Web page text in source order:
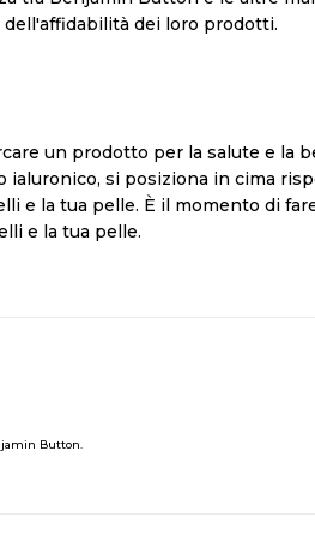
dei loro prodotti.
un prodotto per la salute e
ialuronico, si posiziona in cima
e la tua pelle. È il momento di
e la tua pelle.
Button.